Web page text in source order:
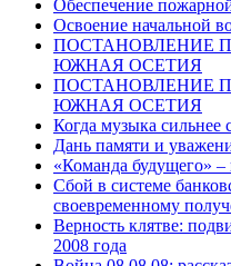
Обеспечение
Освоение начальной
ПОСТАНОВЛЕНИЕ
ЮЖНАЯ ОСЕТИЯ
ПОСТАНОВЛЕНИЕ
ЮЖНАЯ ОСЕТИЯ
Когда музыка сильнее
Дань памяти и
«Команда будущего» –
Сбой в системе
своевременному
Верность клятве:
2008 года